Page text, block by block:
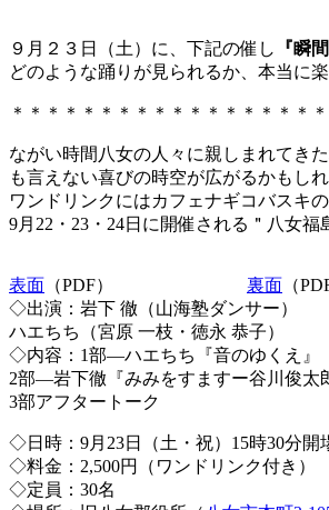
９月２３日（土）に、下記の催し 『瞬
どのような踊りが見られるか、本当に
＊＊＊＊＊＊＊＊＊＊＊＊＊＊＊＊＊
ながい時間八女の人々に親しまれてき
も言えない喜びの時空が広がるかもしれ
ワンドリンクにはカフェナギコバスキ
9月22・23・24日に開催される＂八女
表面 （PDF） 裏面 （
◇出演：岩下 徹（山海塾ダンサー）
ハエちち（宮原 一枝・徳永 恭子）
◇内容：1部―ハエちち『音のゆくえ』
2部―岩下徹『みみをすますー谷川俊太
3部アフタートーク
◇日時：9月23日（土・祝）15時30分
◇料金：2,500円（ワンドリンク付き）
◇定員：30名